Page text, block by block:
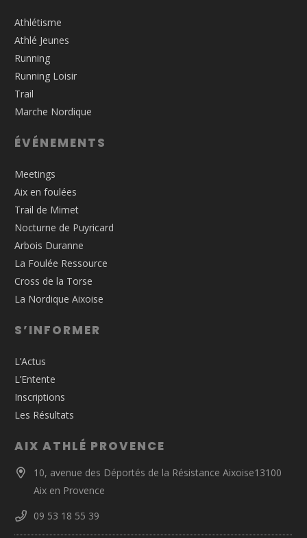
Athlétisme
Athlé Jeunes
Running
Running Loisir
Trail
Marche Nordique
ÉVÉNEMENTS
Meetings
Aix en foulées
Trail de Mimet
Nocturne de Puyricard
Arbois Duranne
La Foulée Ressource
Cross de la Torse
La Nordique Aixoise
S’INFORMER
L’Actus
L’Entente
Inscriptions
Les Résultats
AIX ATHLÉ PROVENCE
10, avenue des Déportés de la Résistance Aixoise13100
Aix en Provence
09 53 18 55 39